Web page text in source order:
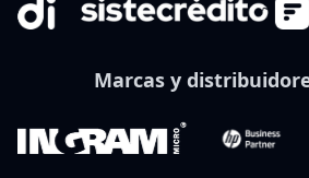
Marcas y